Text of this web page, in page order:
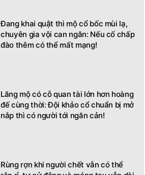
Đang khai quật thì mộ cổ bốc mùi lạ,
chuyên gia vội can ngăn: Nếu cố chấp
đào thêm có thể mất mạng!
Lăng mộ có cỗ quan tài lớn hơn hoàng
đế cùng thời: Đội khảo cổ chuẩn bị mở
nắp thì có người tới ngăn cản!
Rùng rợn khi người chết vẫn có thể